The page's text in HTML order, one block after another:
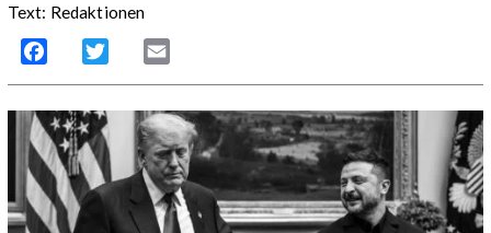
Text: Redaktionen
Facebook Twitter